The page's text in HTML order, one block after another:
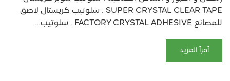
SUPER CRYSTAL CLEAR TAPE . سلوتيب كريستال لاصق
للمصانع FACTORY CRYSTAL ADHESIVE . سلوتيب...
أقرأ المزيد